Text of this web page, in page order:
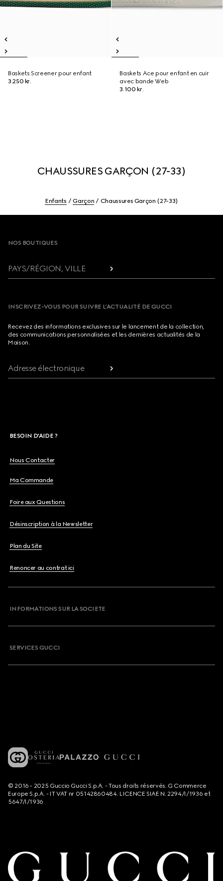
Baskets Screener pour enfant
3.250 kr.
Baskets Ace pour enfant en cuir
avec bande Web
3.100 kr.
CHAUSSURES GARÇON (27-33)
Enfants Garçon Chaussures Garçon (27-33)
NOS BOUTIQUES
PAYS/RÉGION, VILLE
INSCRIVEZ-VOUS POUR SUIVRE L’ACTUALITÉ DE GUCCI
Recevez des informations exclusives sur le lancement de la collection,
des communications personnalisées et les dernières actualités de la
Maison.
Adresse électronique
BESOIN D'AIDE ?
Nous Contacter
Ma Commande
Foire aux Questions
Désinscription à la Newsletter
Plan du Site
Renoncer au contrat ici
INFORMATIONS SUR LA SOCIETE
SERVICES GUCCI
© 2016 - 2025 Guccio Gucci S.p.A. - Tous droits réservés. G Commerce
Europe S.p.A. - IT VAT nr 05142860484. LICENCE SIAE N. 2294/I/1936 et
5647/I/1936